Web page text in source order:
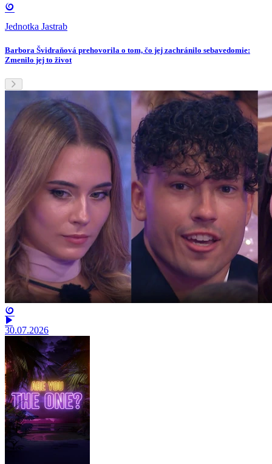
Jednotka Jastrab
Barbora Švidraňová prehovorila o tom, čo jej zachránilo sebavedomie:
Zmenilo jej to život
30.07.2026